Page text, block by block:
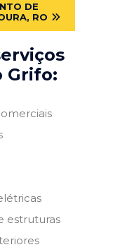
DE
RO
Grifo:
estruturas